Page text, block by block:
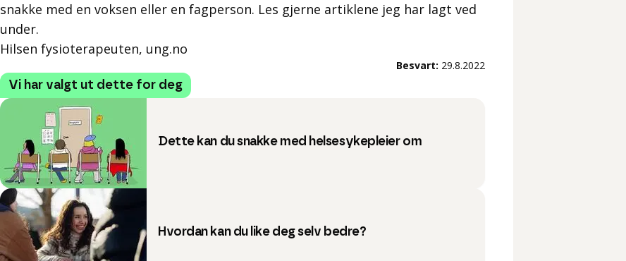
snakke med en voksen eller en fagperson. Les gjerne artiklene jeg har lagt ved
under.
Hilsen fysioterapeuten, ung.no
Besvart: 29.8.2022
Vi har valgt ut dette for deg
Dette kan du snakke med helsesykepleier om
Hvordan kan du like deg selv bedre?